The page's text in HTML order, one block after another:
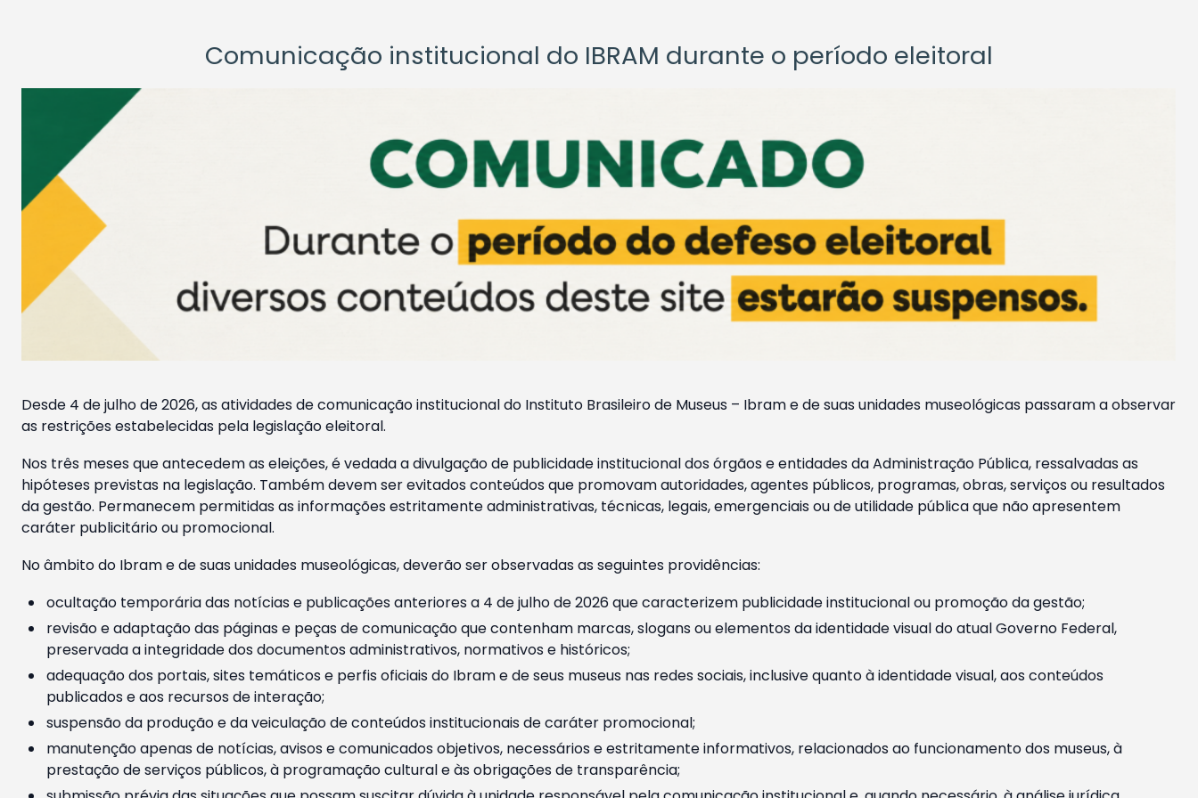
Comunicação institucional do IBRAM durante o período eleitoral
Desde 4 de julho de 2026, as atividades de comunicação institucional do Instituto Brasileiro de Museus – Ibram e de suas unidades museológicas passaram a observar
as restrições estabelecidas pela legislação eleitoral.
Nos três meses que antecedem as eleições, é vedada a divulgação de publicidade institucional dos órgãos e entidades da Administração Pública, ressalvadas as
hipóteses previstas na legislação. Também devem ser evitados conteúdos que promovam autoridades, agentes públicos, programas, obras, serviços ou resultados
da gestão. Permanecem permitidas as informações estritamente administrativas, técnicas, legais, emergenciais ou de utilidade pública que não apresentem
caráter publicitário ou promocional.
No âmbito do Ibram e de suas unidades museológicas, deverão ser observadas as seguintes providências:
ocultação temporária das notícias e publicações anteriores a 4 de julho de 2026 que caracterizem publicidade institucional ou promoção da gestão;
revisão e adaptação das páginas e peças de comunicação que contenham marcas, slogans ou elementos da identidade visual do atual Governo Federal,
preservada a integridade dos documentos administrativos, normativos e históricos;
adequação dos portais, sites temáticos e perfis oficiais do Ibram e de seus museus nas redes sociais, inclusive quanto à identidade visual, aos conteúdos
publicados e aos recursos de interação;
suspensão da produção e da veiculação de conteúdos institucionais de caráter promocional;
manutenção apenas de notícias, avisos e comunicados objetivos, necessários e estritamente informativos, relacionados ao funcionamento dos museus, à
prestação de serviços públicos, à programação cultural e às obrigações de transparência;